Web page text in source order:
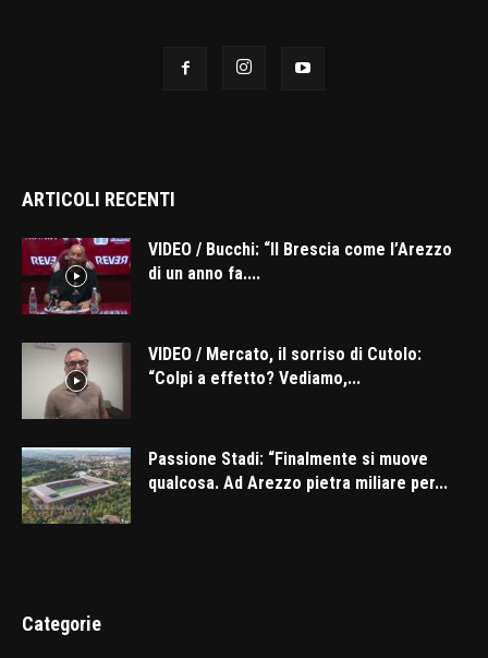
ARTICOLI RECENTI
VIDEO / Bucchi: “Il Brescia come l’Arezzo
di un anno fa....
VIDEO / Mercato, il sorriso di Cutolo:
“Colpi a effetto? Vediamo,...
Passione Stadi: “Finalmente si muove
qualcosa. Ad Arezzo pietra miliare per...
Categorie